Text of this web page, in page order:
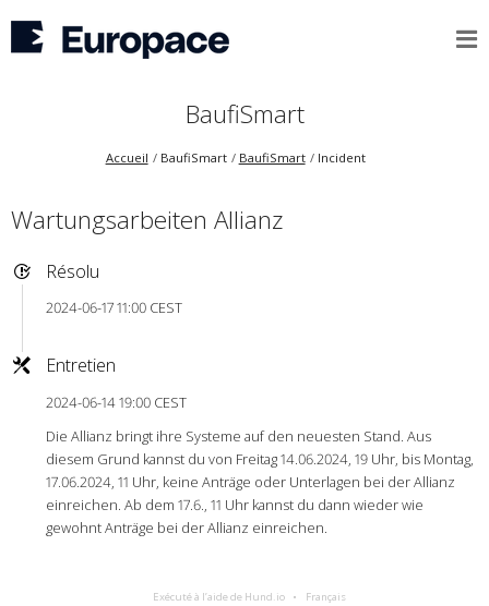
BaufiSmart
Accueil BaufiSmart BaufiSmart Incident
Wartungsarbeiten Allianz
Résolu
2024-06-17 11:00 CEST
Entretien
2024-06-14 19:00 CEST
Die Allianz bringt ihre Systeme auf den neuesten Stand. Aus
diesem Grund kannst du von Freitag 14.06.2024, 19 Uhr, bis Montag,
17.06.2024, 11 Uhr, keine Anträge oder Unterlagen bei der Allianz
einreichen. Ab dem 17.6., 11 Uhr kannst du dann wieder wie
gewohnt Anträge bei der Allianz einreichen.
Exécuté à l’aide de Hund.io Français